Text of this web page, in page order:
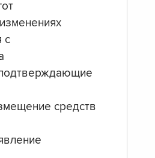
с
средств